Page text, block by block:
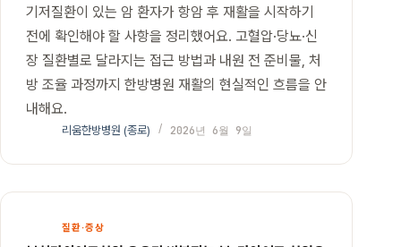
기저질환이 있는 암 환자가 항암 후 재활을 시작하기
전에 확인해야 할 사항을 정리했어요. 고혈압·당뇨·신
장 질환별로 달라지는 접근 방법과 내원 전 준비물, 처
방 조율 과정까지 한방병원 재활의 현실적인 흐름을 안
내해요.
리움한방병원 (종로) 2026년 6월 9일
질환·증상